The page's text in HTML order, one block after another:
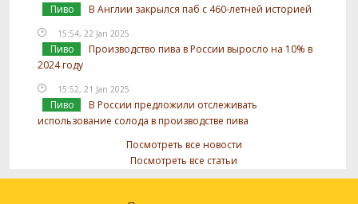
Пиво В Англии закрылся паб с 460-летней историей
15:54, 22 Jan 2025
Пиво
Производство пива в России выросло на 10% в
2024 году
15:52, 21 Jan 2025
Пиво
В России предложили отслеживать
использование солода в производстве пива
Посмотреть все новости
Посмотреть все статьи